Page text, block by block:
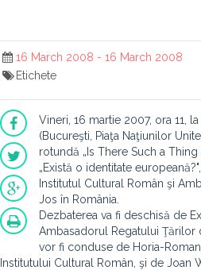
16 March 2008 - 16 March 2008
Etichete
Vineri, 16 martie 2007, ora 11,
(Bucureşti, Piaţa Naţiunilor
rotundă „Is There Such a
„Există o identitate
Institutul Cultural Român şi
Jos în România.
Dezbaterea va fi deschisă de
Ambasadorul Regatului Ţărilor
vor fi conduse de Horia-
Institutului Cultural Român, şi de